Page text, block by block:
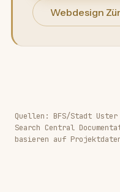
Webdesign
Quellen: BFS/Stadt
Search Central
basieren auf